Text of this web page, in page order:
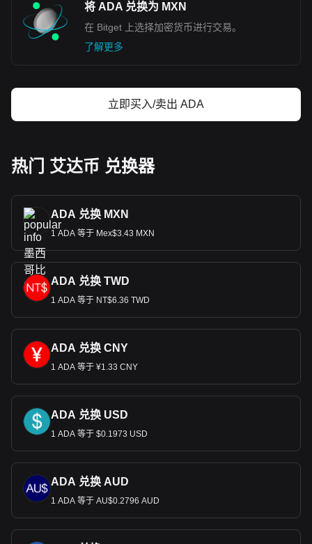
将 ADA 兑换为 MXN
在 Bitget 上选择加密货币进行交易。
了解更多
立即买入/卖出 ADA
热门 艾达币 兑换器
ADA 兑换 MXN
1 ADA 等于 Mex$3.43 MXN
ADA 兑换 TWD
1 ADA 等于 NT$6.36 TWD
ADA 兑换 CNY
1 ADA 等于 ¥1.33 CNY
ADA 兑换 USD
1 ADA 等于 $0.1973 USD
ADA 兑换 AUD
1 ADA 等于 AU$0.2796 AUD